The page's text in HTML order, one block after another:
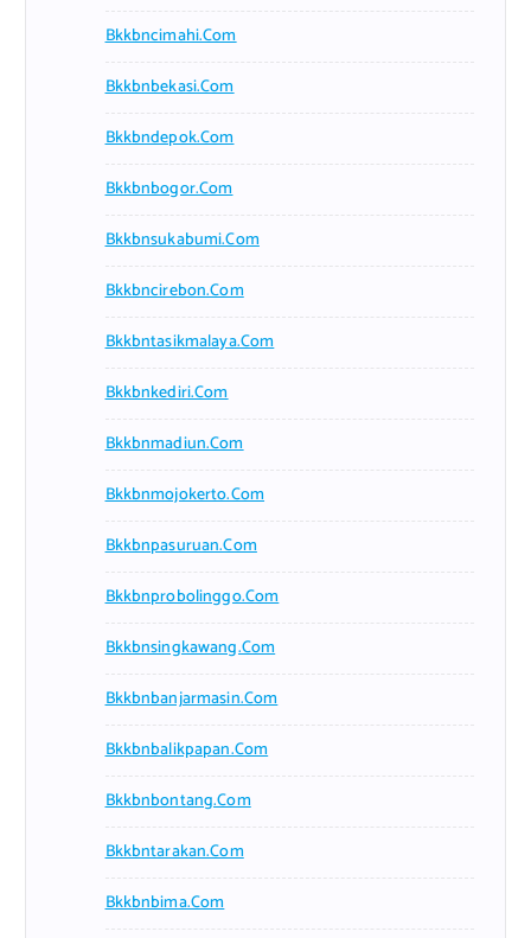
Bkkbncimahi.com
Bkkbnbekasi.com
Bkkbndepok.com
Bkkbnbogor.com
Bkkbnsukabumi.com
Bkkbncirebon.com
Bkkbntasikmalaya.com
Bkkbnkediri.com
Bkkbnmadiun.com
Bkkbnmojokerto.com
Bkkbnpasuruan.com
Bkkbnprobolinggo.com
Bkkbnsingkawang.com
Bkkbnbanjarmasin.com
Bkkbnbalikpapan.com
Bkkbnbontang.com
Bkkbntarakan.com
Bkkbnbima.com